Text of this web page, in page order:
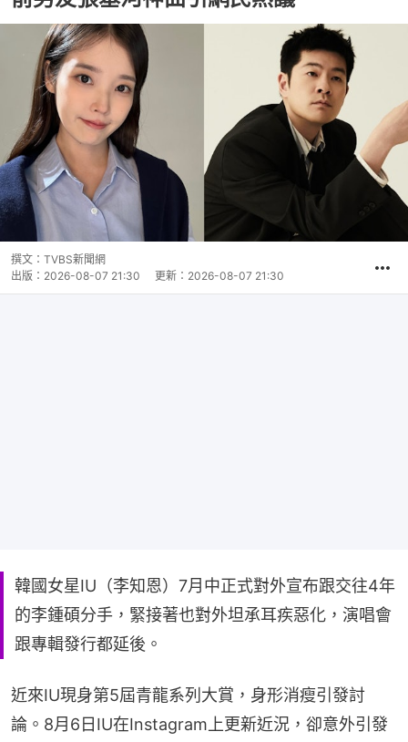
撰文： TVBS新聞網
出版： 2026-08-07 21:30 更新： 2026-08-07 21:30
韓國女星IU（李知恩）7月中正式對外宣布跟交往4年
的李鍾碩分手，緊接著也對外坦承耳疾惡化，演唱會
跟專輯發行都延後。
近來IU現身第5屆青龍系列大賞，身形消瘦引發討
論。8月6日IU在Instagram上更新近況，卻意外引發